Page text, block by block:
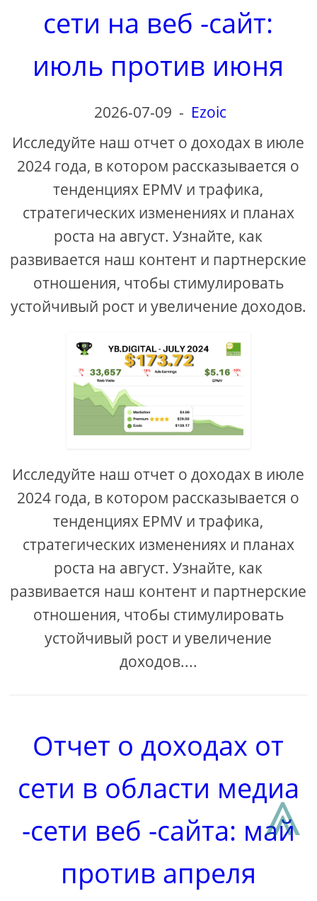
сети на веб -сайт:
июль против июня
2026-07-09 - Ezoic
Исследуйте наш отчет о доходах в июле
2024 года, в котором рассказывается о
тенденциях EPMV и трафика,
стратегических изменениях и планах
роста на август. Узнайте, как
развивается наш контент и партнерские
отношения, чтобы стимулировать
устойчивый рост и увеличение доходов.
Исследуйте наш отчет о доходах в июле
2024 года, в котором рассказывается о
тенденциях EPMV и трафика,
стратегических изменениях и планах
роста на август. Узнайте, как
развивается наш контент и партнерские
отношения, чтобы стимулировать
устойчивый рост и увеличение
доходов....
Отчет о доходах от
сети в области медиа
-сети веб -сайта: май
против апреля
⩓